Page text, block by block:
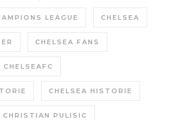
LEAGUE CHELSEA
CHELSEA FANS
CHELSEAFC
CHELSEA HISTORIE
CHRISTIAN PULISIC